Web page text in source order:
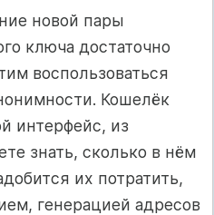
новой пары
ключа достаточно
воспользоваться
Кошелёк
интерфейс, из
знать, сколько в нём
их потратить,
генерацией адресов